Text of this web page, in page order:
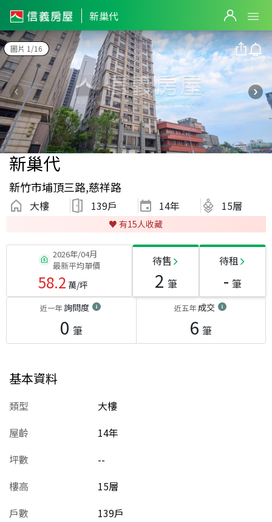
新巢代
圖片 1/16
新巢代
新竹市埔頂三路,慈祥路
大樓 139戶 14年 15層
♥️ 有15人收藏
2026年/04月
最新平均單價
58.2 萬/坪
待售
2 筆
待租
- 筆
近一年詢問度
0 筆
近五年成交
6 筆
基本資料
類型
大樓
屋齡
14年
坪數
--
樓高
15層
戶數
139戶